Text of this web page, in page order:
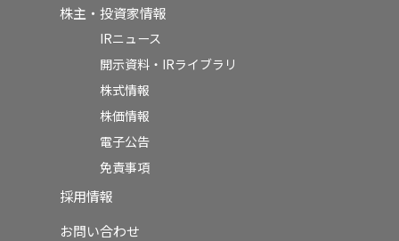
株主・投資家情報
IRニュース
開示資料・IRライブラリ
株式情報
株価情報
電子公告
免責事項
採用情報
お問い合わせ